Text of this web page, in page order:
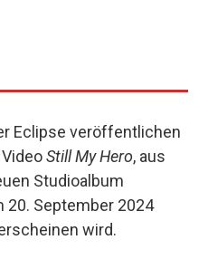
Eclipse veröffentlichen
VideoStill My Hero, aus
Studioalbum
20. September 2024
wird.